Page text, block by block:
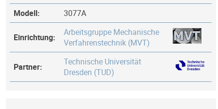
Modell:
3077A
Einrichtung:
Arbeitsgruppe Mechanische
Verfahrenstechnik (MVT)
Partner:
Technische Universität
Dresden (TUD)